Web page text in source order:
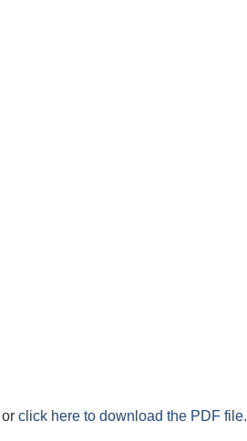
or click here to download the PDF file.